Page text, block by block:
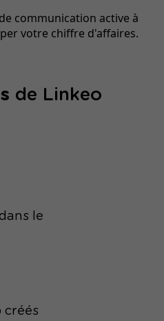
communication active à
votre chiffre d'affaires.
de Linkeo
le
créés